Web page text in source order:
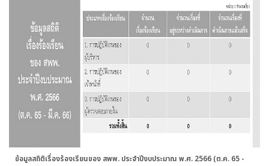
ข้อมูลสถิติเรื่องร้องเรียนของ สพพ. ประจำปีงบประมาณ พ.ศ. 2566 (ต.ค. 65 -